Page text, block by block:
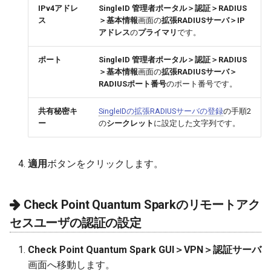
IPv4アドレ
ス
SingleID 管理者ポータル＞認証＞RADIUS
＞基本情報画面の拡張RADIUSサーバ＞IP
アドレスのプライマリです。
ポート
SingleID 管理者ポータル＞認証＞RADIUS
＞基本情報画面の拡張RADIUSサーバ＞
RADIUSポート番号のポート番号です。
共有秘密キ
ー
SingleIDの拡張RADIUSサーバの登録の手順2
のシークレット に設定した文字列です。
適用 ボタンをクリックします。
Check Point Quantum Sparkのリモートアク
セスユーザの認証の設定
Check Point Quantum Spark GUI＞VPN＞認証サーバ
画面へ移動します。